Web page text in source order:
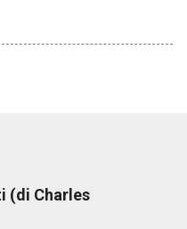
(di Charles